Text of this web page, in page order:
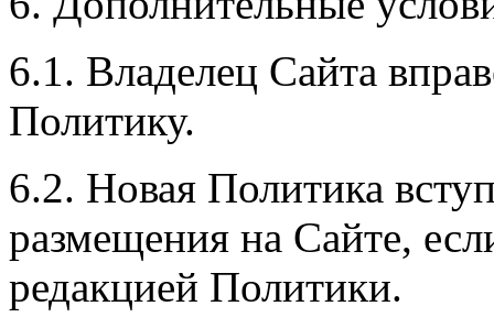
6.1. Владелец Сайта
Политику.
6.2. Новая Политика
размещения на Сайте,
редакцией Политики.